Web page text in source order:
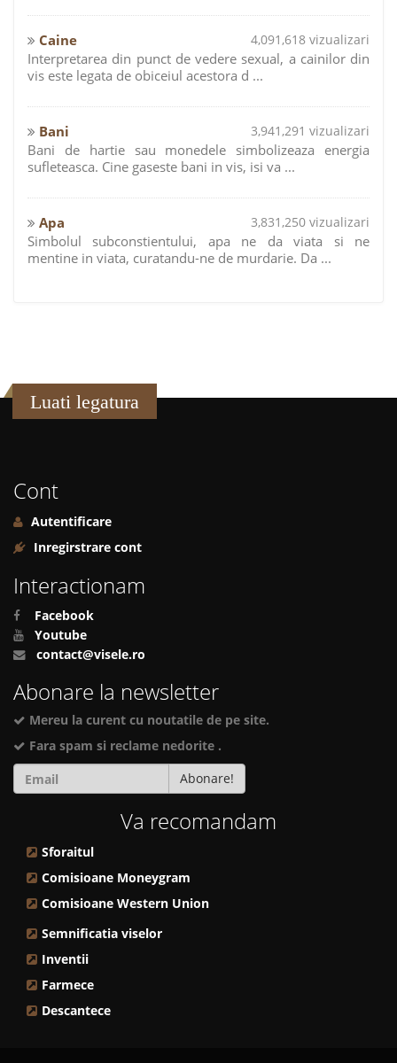
Caine 4,091,618 vizualizari
Interpretarea din punct de vedere sexual, a cainilor din
vis este legata de obiceiul acestora d ...
Bani 3,941,291 vizualizari
Bani de hartie sau monedele simbolizeaza energia
sufleteasca. Cine gaseste bani in vis, isi va ...
Apa 3,831,250 vizualizari
Simbolul subconstientului, apa ne da viata si ne
mentine in viata, curatandu-ne de murdarie. Da ...
Luati legatura
Cont
Autentificare
Inregirstrare cont
Interactionam
Facebook
Youtube
contact@visele.ro
Abonare la newsletter
Mereu la curent cu noutatile de pe site.
Fara spam si reclame nedorite .
Abonare!
Va recomandam
Sforaitul
Comisioane Moneygram
Comisioane Western Union
Semnificatia viselor
Inventii
Farmece
Descantece